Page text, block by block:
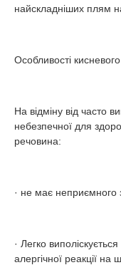
найскладніших плям
Особливості
На відміну від часто
небезпечної для
речовина:
· не має неприємного
· Легко
алергічної реакції на